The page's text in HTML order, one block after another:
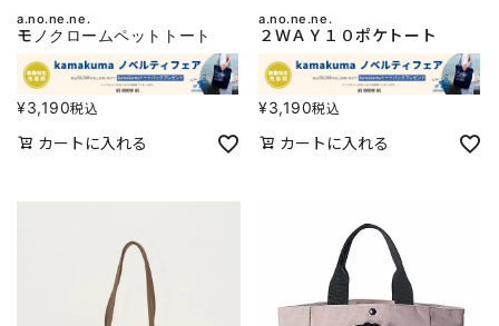
a.no.ne.ne.
モノクロームペットトート
¥3,190税込
カートに入れる
a.no.ne.ne.
２ＷＡＹ１０ポケトート
¥3,190税込
カートに入れる